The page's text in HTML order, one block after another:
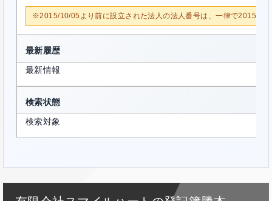
※2015/10/05より前に設立された法人の法人番号は、一律で2015/10/
最新履歴
最新情報
検索状態
検索対象